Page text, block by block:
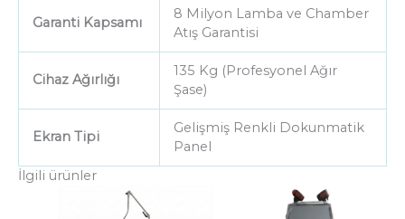
Garanti Kapsamı
8 Milyon Lamba ve Chamber
Atış Garantisi
Cihaz Ağırlığı
135 Kg (Profesyonel Ağır
Şase)
Ekran Tipi
Gelişmiş Renkli Dokunmatik
Panel
İlgili ürünler